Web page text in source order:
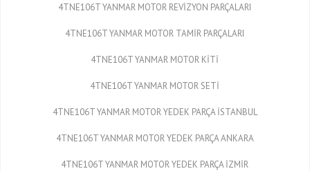
4TNE106T YANMAR MOTOR REVİZYON PARÇALARI
4TNE106T YANMAR MOTOR TAMİR PARÇALARI
4TNE106T YANMAR MOTOR KİTİ
4TNE106T YANMAR MOTOR SETİ
4TNE106T YANMAR MOTOR YEDEK PARÇA İSTANBUL
4TNE106T YANMAR MOTOR YEDEK PARÇA ANKARA
4TNE106T YANMAR MOTOR YEDEK PARÇA İZMİR